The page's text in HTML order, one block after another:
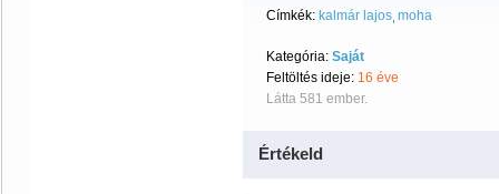
Címkék: kalmár lajos moha
Kategória: Saját
Feltöltés ideje: 16 éve
Látta 581 ember.
Értékeld